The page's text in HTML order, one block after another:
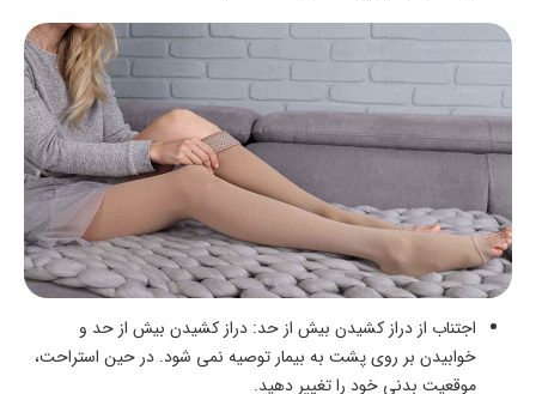
اجتناب از دراز کشیدن بیش از حد: دراز کشیدن بیش از حد و
خوابیدن بر روی پشت به بیمار توصیه نمی‌ شود. در حین استراحت،
موقعیت بدنی خود را تغییر دهید.